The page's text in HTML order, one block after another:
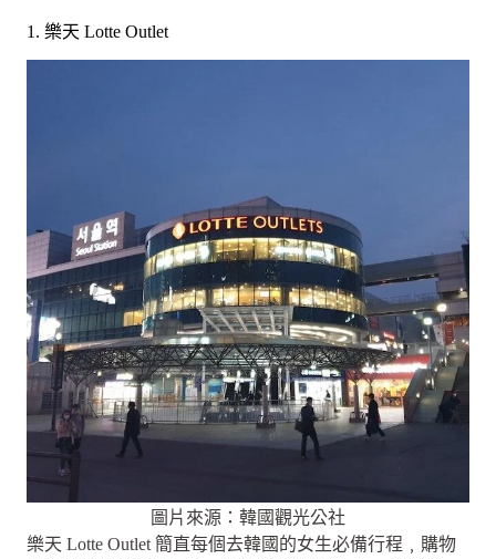
1. 樂天 Lotte Outlet
圖片來源：韓國觀光公社
樂天 Lotte Outlet 簡直每個去韓國的女生必備行程﹐購物